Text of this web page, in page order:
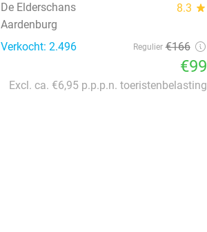
De Elderschans 8.3 star
Aardenburg
Verkocht: 2.496
Regulier €166
€99
Excl. ca. €6,95 p.p.p.n. toeristenbelasting